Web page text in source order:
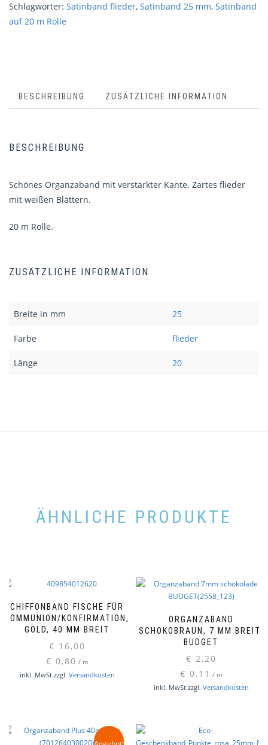
Schlagwörter: Satinband flieder, Satinband 25 mm, Satinband
auf 20 m Rolle
BESCHREIBUNG ZUSÄTZLICHE INFORMATION
BESCHREIBUNG
Schönes Organzaband mit verstärkter Kante. Zartes flieder
mit weißen Blättern.
20 m Rolle.
ZUSÄTZLICHE INFORMATION
Breite in mm 25
Farbe flieder
Länge 20
ÄHNLICHE PRODUKTE
CHIFFONBAND FISCHE FÜR
KOMMUNION/KONFIRMATION,
GOLD, 40 MM BREIT
€ 16,00
€ 0,80 / m
inkl. MwSt.zzgl. Versandkosten
ORGANZABAND
SCHOKOBRAUN, 7 MM BREIT,
BUDGET
€ 2,20
€ 0,11 / m
inkl. MwSt.zzgl. Versandkosten